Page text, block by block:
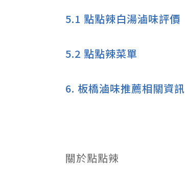
5.1 點點辣白湯滷味評價
5.2 點點辣菜單
6. 板橋滷味推薦相關資訊
關於點點辣